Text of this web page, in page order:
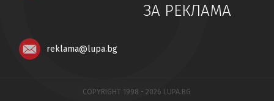
ЗА РЕКЛАМА
reklama@lupa.bg
COPYRIGHT 1998 - 2026 LUPA.BG